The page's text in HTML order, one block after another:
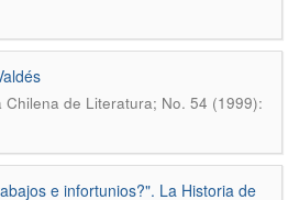
Chilena de Literatura; No. 54 (1999):
e infortunios?". La Historia de